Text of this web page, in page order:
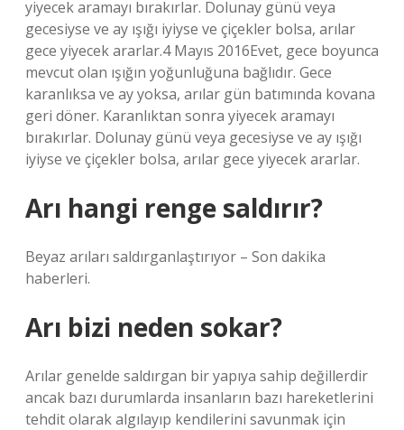
yiyecek aramayı bırakırlar. Dolunay günü veya
gecesiyse ve ay ışığı iyiyse ve çiçekler bolsa, arılar
gece yiyecek ararlar.4 Mayıs 2016Evet, gece boyunca
mevcut olan ışığın yoğunluğuna bağlıdır. Gece
karanlıksa ve ay yoksa, arılar gün batımında kovana
geri döner. Karanlıktan sonra yiyecek aramayı
bırakırlar. Dolunay günü veya gecesiyse ve ay ışığı
iyiyse ve çiçekler bolsa, arılar gece yiyecek ararlar.
Arı hangi renge saldırır?
Beyaz arıları saldırganlaştırıyor – Son dakika
haberleri.
Arı bizi neden sokar?
Arılar genelde saldırgan bir yapıya sahip değillerdir
ancak bazı durumlarda insanların bazı hareketlerini
tehdit olarak algılayıp kendilerini savunmak için